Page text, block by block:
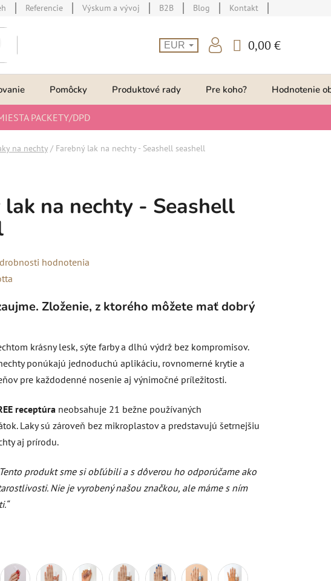
Referencie Výskum a vývoj B2B Blog Kontakt
EUR
KOŠÍK
0,00 €
Pomôcky Produktové rady Pre koho? Hodnotenie
PACKETY/DPD
na nechty / Farebný lak na nechty - Seashell seashell
lak na nechty - Seashell
hodnotenia
Zloženie, z ktorého môžete mať dobrý
krásny lesk, sýte farby a dlhú výdrž bez kompromisov.
ponúkajú jednoduchú aplikáciu, rovnomerné krytie a
pre každodenné nosenie aj výnimočné príležitosti.
receptúra neobsahuje 21 bežne používaných
Laky sú zároveň bez mikroplastov a predstavujú šetrnejšiu
aj prírodu.
produkt sme si obľúbili a s dôverou ho odporúčame ako
Nie je vyrobený našou značkou, ale máme s ním